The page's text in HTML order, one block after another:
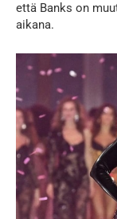
että Banks on
aikana.